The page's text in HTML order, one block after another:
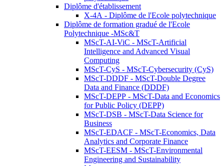
Diplôme d'établissement
X-4A - Diplôme de l'Ecole polytechnique
Diplôme de formation gradué de l'Ecole
Polytechnique -MSc&T
MScT-AI-ViC - MScT-Artificial
Intelligence and Advanced Visual
Computing
MScT-CyS - MScT-Cybersecurity (CyS)
MScT-DDDF - MScT-Double Degree
Data and Finance (DDDF)
MScT-DEPP - MScT-Data and Economics
for Public Policy (DEPP)
MScT-DSB - MScT-Data Science for
Business
MScT-EDACF - MScT-Economics, Data
Analytics and Corporate Finance
MScT-EESM - MScT-Environmental
Engineering and Sustainability